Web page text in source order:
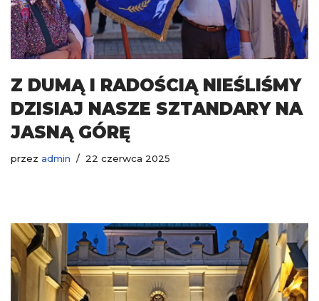
Z DUMĄ I RADOŚCIĄ NIEŚLIŚMY
DZISIAJ NASZE SZTANDARY NA
JASNĄ GÓRĘ
przez admin 22 czerwca 2025